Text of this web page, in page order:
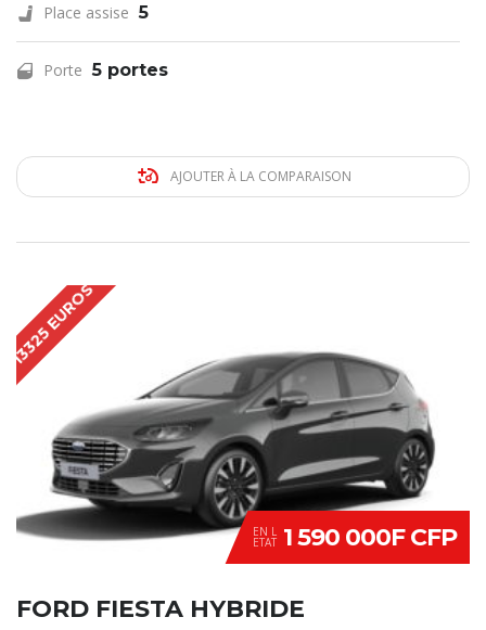
Place assise 5
Porte 5 portes
AJOUTER À LA COMPARAISON
13325 EUROS
EN L
ETAT 1 590 000F CFP
FORD FIESTA HYBRIDE